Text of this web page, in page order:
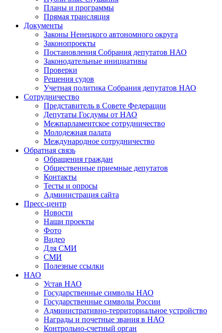
Планы и программы
Прямая трансляция
Документы
Законы Ненецкого автономного округа
Законопроекты
Постановления Собрания депутатов НАО
Законодательные инициативы
Проверки
Решения судов
Учетная политика Собрания депутатов НАО
Сотрудничество
Представитель в Совете Федерации
Депутаты Госдумы от НАО
Межпарламентское сотрудничество
Молодежная палата
Международное сотрудничество
Обратная cвязь
Обращения граждан
Общественные приемные депутатов
Контакты
Тесты и опросы
Администрация сайта
Пресс-центр
Новости
Наши проекты
Фото
Видео
Для СМИ
СМИ
Полезные ссылки
НАО
Устав НАО
Государственные символы НАО
Государственные символы России
Административно-территориальное устройство
Награды и почетные звания в НАО
Контрольно-счетный орган